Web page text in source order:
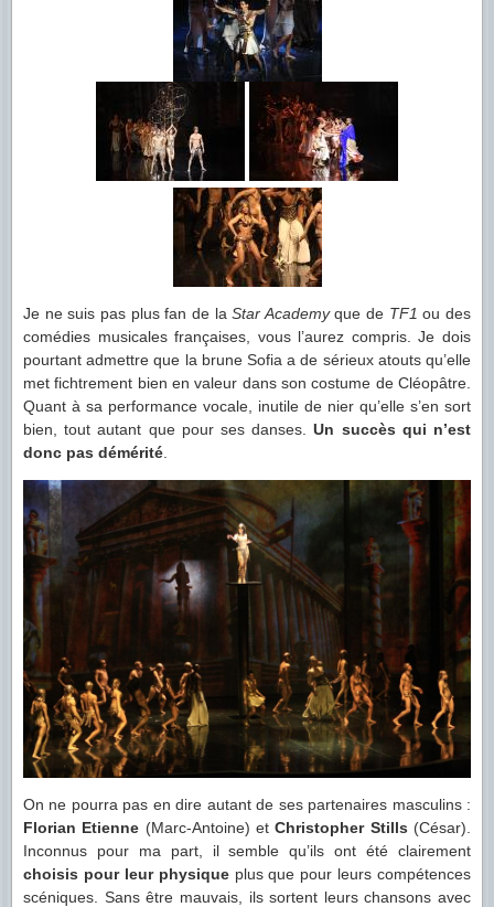
Je ne suis pas plus fan de laStar Academyque de TF1ou des
comédies musicales françaises, vous l’aurez compris. Je dois
pourtant admettre que la brune Sofia a de sérieux atouts qu’elle
met fichtrement bien en valeur dans son costume de Cléopâtre.
Quant à sa performance vocale, inutile de nier qu’elle s’en sort
bien, tout autant que pour ses danses.Un succès qui n’est
donc pas démérité
On ne pourra pas en dire autant de ses partenaires masculins :
Florian Etienne (Marc-Antoine) etChristopher Stills (César).
Inconnus pour ma part, il semble qu’ils ont été clairement
choisis pour leur physiqueplus que pour leurs compétences
scéniques. Sans être mauvais, ils sortent leurs chansons avec